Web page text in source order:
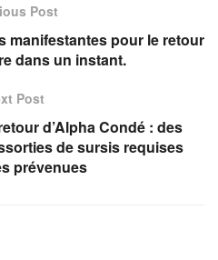
Post
manifestantes pour le retour
dans un instant.
Post
d’Alpha Condé : des
de sursis requises
prévenues